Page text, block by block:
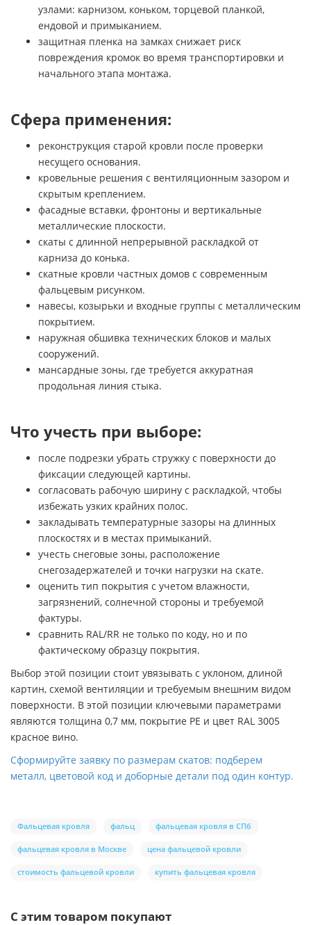
узлами: карнизом, коньком, торцевой планкой,
ендовой и примыканием.
защитная пленка на замках снижает риск
повреждения кромок во время транспортировки и
начального этапа монтажа.
Сфера применения:
реконструкция старой кровли после проверки
несущего основания.
кровельные решения с вентиляционным зазором и
скрытым креплением.
фасадные вставки, фронтоны и вертикальные
металлические плоскости.
скаты с длинной непрерывной раскладкой от
карниза до конька.
скатные кровли частных домов с современным
фальцевым рисунком.
навесы, козырьки и входные группы с металлическим
покрытием.
наружная обшивка технических блоков и малых
сооружений.
мансардные зоны, где требуется аккуратная
продольная линия стыка.
Что учесть при выборе:
после подрезки убрать стружку с поверхности до
фиксации следующей картины.
согласовать рабочую ширину с раскладкой, чтобы
избежать узких крайних полос.
закладывать температурные зазоры на длинных
плоскостях и в местах примыканий.
учесть снеговые зоны, расположение
снегозадержателей и точки нагрузки на скате.
оценить тип покрытия с учетом влажности,
загрязнений, солнечной стороны и требуемой
фактуры.
сравнить RAL/RR не только по коду, но и по
фактическому образцу покрытия.
Выбор этой позиции стоит увязывать с уклоном, длиной
картин, схемой вентиляции и требуемым внешним видом
поверхности. В этой позиции ключевыми параметрами
являются толщина 0,7 мм, покрытие PE и цвет RAL 3005
красное вино.
Сформируйте заявку по размерам скатов: подберем
металл, цветовой код и доборные детали под один контур.
Фальцевая кровля фальц фальцевая кровля в СПб
фальцевая кровля в Москве цена фальцевой кровли
стоимость фальцевой кровли купить фальцевая кровля
С этим товаром покупают